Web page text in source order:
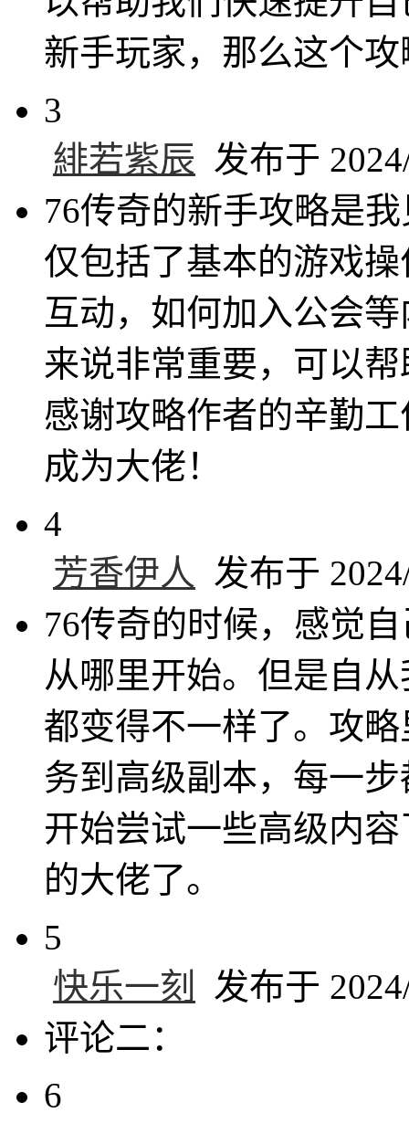
新手玩家，那么这个
3
緋若紫辰 发布于
76传奇的新手攻略是
仅包括了基本的游戏
互动，如何加入公会
来说非常重要，可以
感谢攻略作者的辛勤
成为大佬！
4
芳香伊人
发布于
76传奇的时候，感觉
从哪里开始。但是自
都变得不一样了。攻
务到高级副本，每一
开始尝试一些高级内
的大佬了。
5
快乐一刻
发布于
评论二：
6